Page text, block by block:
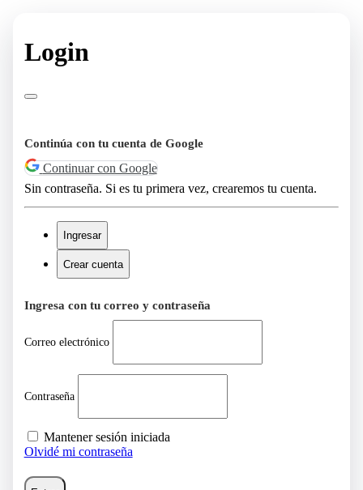
Login
Continúa con tu cuenta de Google
Continuar con Google
Sin contraseña. Si es tu primera vez, crearemos tu cuenta.
Ingresar
Crear cuenta
Ingresa con tu correo y contraseña
Correo electrónico
Contraseña
Mantener sesión iniciada
Olvidé mi contraseña